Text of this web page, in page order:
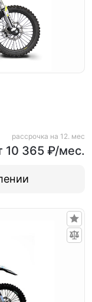
рассрочка на 12. мес
10 365 ₽/мес.